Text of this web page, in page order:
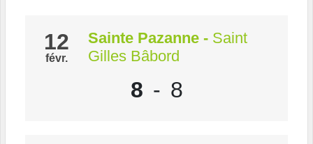
12
févr.
Sainte Pazanne - Saint
Gilles Bâbord
8 - 8